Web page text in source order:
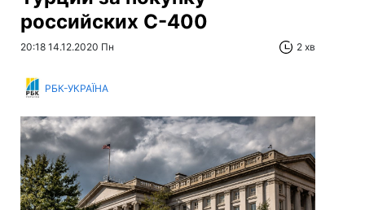
российских С-400
20:18 14.12.2020 Пн 2 хв
РБК-УКРАЇНА